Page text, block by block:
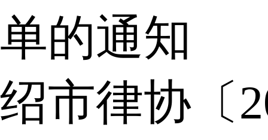
单的通知
绍市律协〔